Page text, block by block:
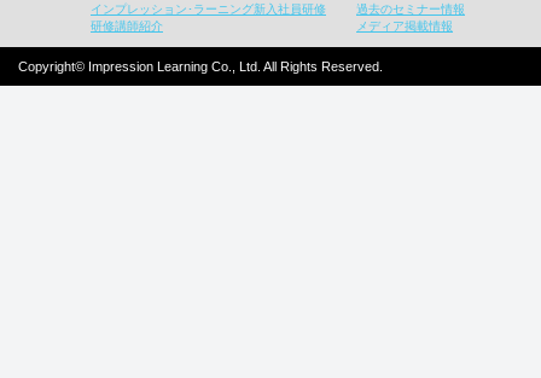
インプレッション･ラーニング新入社員研修
研修講師紹介
過去のセミナー情報
メディア掲載情報
Copyright© Impression Learning Co., Ltd. All Rights Reserved.